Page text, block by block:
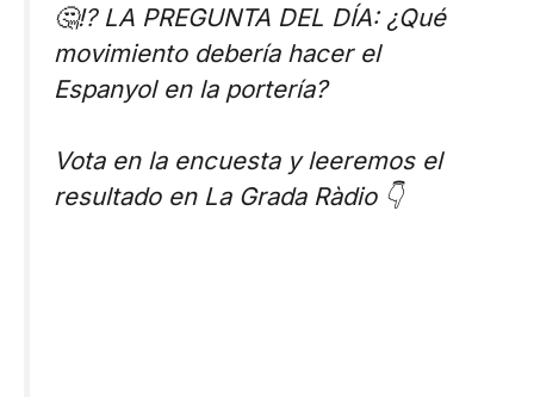
🤔⁉ LA PREGUNTA DEL DÍA: ¿Qué
movimiento debería hacer el
Espanyol en la portería?
Vota en la encuesta y leeremos el
resultado en La Grada Ràdio 👇